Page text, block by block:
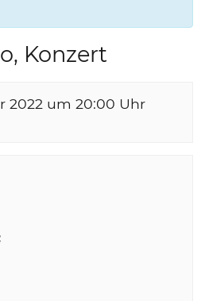
Konzert
2022 um 20:00 Uhr